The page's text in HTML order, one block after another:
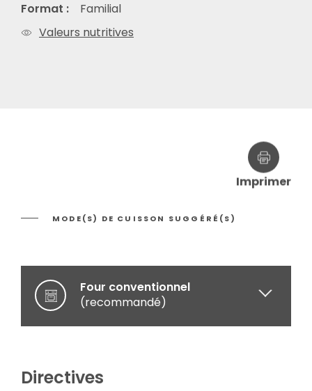
Format :
Familial
Valeurs nutritives
MODE(S) DE CUISSON SUGGÉRÉ(S)
Imprimer
Four conventionnel
(recommandé)
Directives